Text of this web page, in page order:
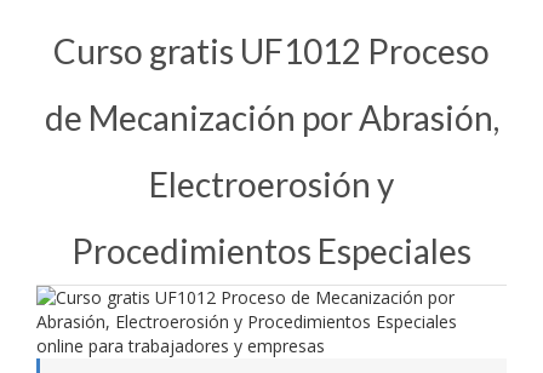
Curso gratis UF1012 Proceso
de Mecanización por Abrasión,
Electroerosión y
Procedimientos Especiales